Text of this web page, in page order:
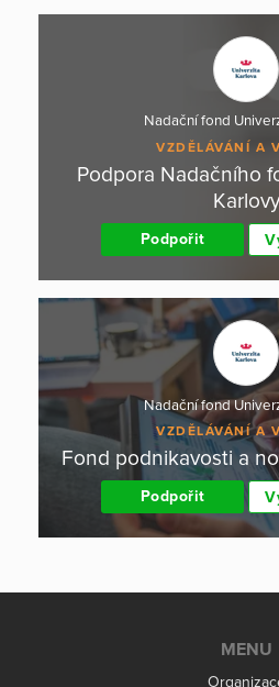
Nadační fond
VZDĚLÁVÁNÍ A
Podpora Nadačního
Karlovy
Podpořit
Nadační fond
VZDĚLÁVÁNÍ A
Fond podnikavosti a
Podpořit
MENU